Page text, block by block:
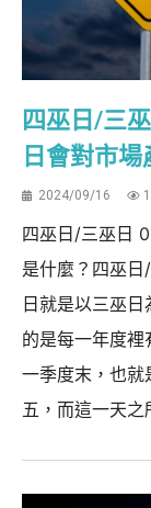
四巫日/三
日會對市
2024/09/16
四巫日/三巫日
是什麼？四巫
日就是以三巫
的是每一年度
一季度末，也就
五，而這一天之